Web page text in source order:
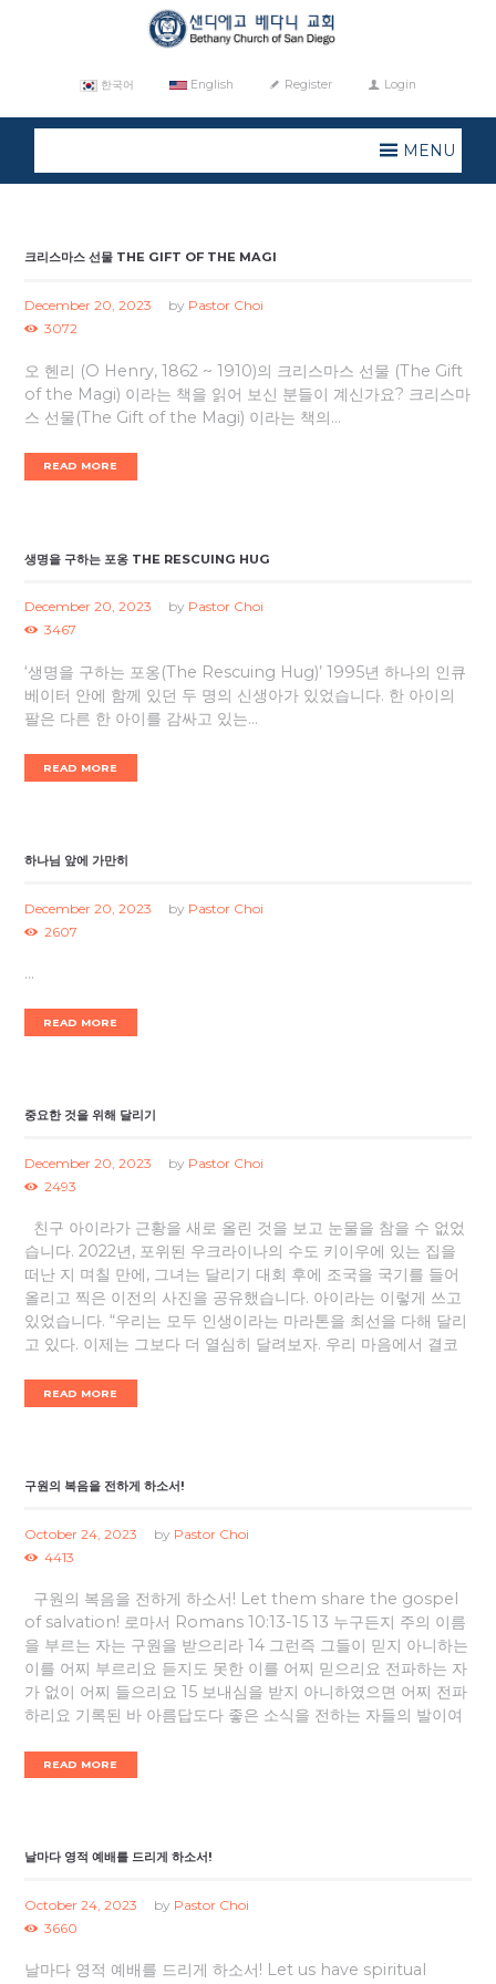
한국어 English Register Login
MENU
크리스마스 선물 THE GIFT OF THE MAGI
December 20, 2023 by Pastor Choi
3072
오 헨리 (O Henry, 1862 ~ 1910)의 크리스마스 선물 (The Gift
of the Magi) 이라는 책을 읽어 보신 분들이 계신가요? 크리스마
스 선물(The Gift of the Magi) 이라는 책의...
READ MORE
생명을 구하는 포옹 THE RESCUING HUG
December 20, 2023 by Pastor Choi
3467
‘생명을 구하는 포옹(The Rescuing Hug)’ 1995년 하나의 인큐
베이터 안에 함께 있던 두 명의 신생아가 있었습니다. 한 아이의
팔은 다른 한 아이를 감싸고 있는...
READ MORE
하나님 앞에 가만히
December 20, 2023 by Pastor Choi
2607
...
READ MORE
중요한 것을 위해 달리기
December 20, 2023 by Pastor Choi
2493
친구 아이라가 근황을 새로 올린 것을 보고 눈물을 참을 수 없었
습니다. 2022년, 포위된 우크라이나의 수도 키이우에 있는 집을
떠난 지 며칠 만에, 그녀는 달리기 대회 후에 조국을 국기를 들어
올리고 찍은 이전의 사진을 공유했습니다. 아이라는 이렇게 쓰고
있었습니다. “우리는 모두 인생이라는 마라톤을 최선을 다해 달리
고 있다. 이제는 그보다 더 열심히 달려보자. 우리 마음에서 결코
READ MORE
구원의 복음을 전하게 하소서!
October 24, 2023 by Pastor Choi
4413
구원의 복음을 전하게 하소서! Let them share the gospel
of salvation! 로마서 Romans 10:13-15 13 누구든지 주의 이름
을 부르는 자는 구원을 받으리라 14 그런즉 그들이 믿지 아니하는
이를 어찌 부르리요 듣지도 못한 이를 어찌 믿으리요 전파하는 자
가 없이 어찌 들으리요 15 보내심을 받지 아니하였으면 어찌 전파
하리요 기록된 바 아름답도다 좋은 소식을 전하는 자들의 발이여
READ MORE
날마다 영적 예배를 드리게 하소서!
October 24, 2023 by Pastor Choi
3660
날마다 영적 예배를 드리게 하소서! Let us have spiritual